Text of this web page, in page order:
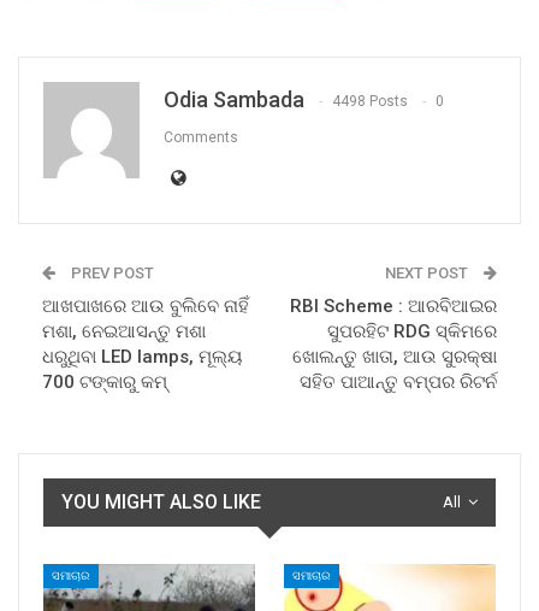
Odia Sambada 4498 Posts 0
Comments
PREV POST
ଆଖପାଖରେ ଆଉ ବୁଲିବେ ନାହିଁ
ମଶା, ନେଇଆସନ୍ତୁ ମଶା
ଧରୁଥିବା LED lamps, ମୂଲ୍ୟ
700 ଟଙ୍କାରୁ କମ୍
NEXT POST
RBI Scheme : ଆରବିଆଇର
ସୁପରହିଟ RDG ସ୍କିମରେ
ଖୋଲନ୍ତୁ ଖାତା, ଆଉ ସୁରକ୍ଷା
ସହିତ ପାଆନ୍ତୁ ବମ୍ପର ରିଟର୍ନ
All
YOU MIGHT ALSO LIKE
ସମାଚାର ସମାଚାର